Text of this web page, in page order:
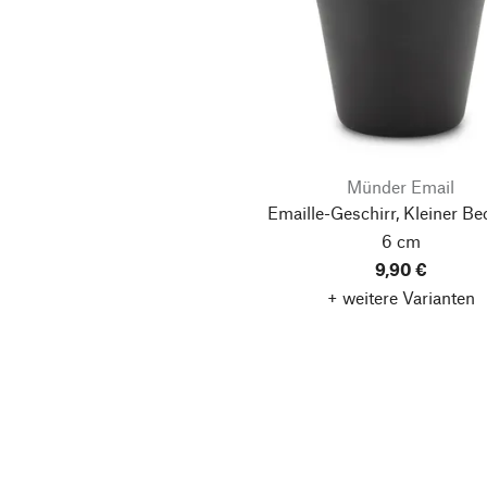
Münder Email
Emaille-Geschirr, Kleiner
6 cm
9,90 €
+ weitere Varianten